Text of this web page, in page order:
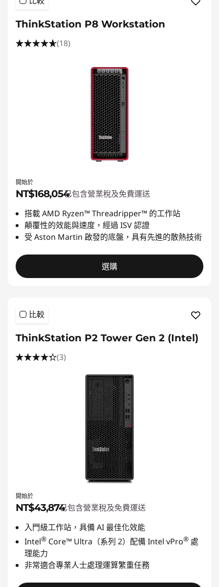
ThinkStation P8 Workstation
(18)
開始於
NT$168,054已包含營業稅及免費運送
搭載 AMD Ryzen™ Threadripper™ 的工作站
顛覆性的效能與速度，經過 ISV 認證
受 Aston Martin 啟發的底盤，具有先進的散熱技術
選購
比較
ThinkStation P2 Tower Gen 2 (Intel)
(3)
開始於
NT$43,874已包含營業稅及免費運送
入門級工作站，具備 AI 最佳化效能
Intel® Core™ Ultra（系列 2）配備 Intel vPro® 處
理能力
非常適合專業人士處理運算繁重任務